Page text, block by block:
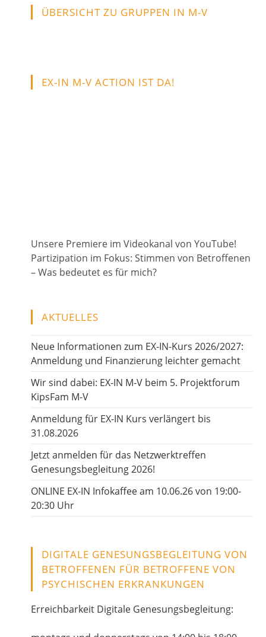
tab
ÜBERSICHT ZU GRUPPEN IN M-V
EX-IN M-V ACTION IST DA!
Unsere Premiere im Videokanal von YouTube!
Partizipation im Fokus: Stimmen von Betroffenen
– Was bedeutet es für mich?
AKTUELLES
Neue Informationen zum EX-IN-Kurs 2026/2027:
Anmeldung und Finanzierung leichter gemacht
Wir sind dabei: EX-IN M-V beim 5. Projektforum
KipsFam M-V
Anmeldung für EX-IN Kurs verlängert bis
31.08.2026
Jetzt anmelden für das Netzwerktreffen
Genesungsbegleitung 2026!
ONLINE EX-IN Infokaffee am 10.06.26 von 19:00-
20:30 Uhr
DIGITALE GENESUNGSBEGLEITUNG VON
BETROFFENEN FÜR BETROFFENE VON
PSYCHISCHEN ERKRANKUNGEN
Erreichbarkeit Digitale Genesungsbegleitung: